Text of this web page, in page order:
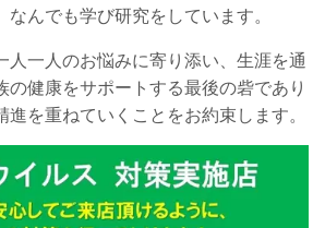
なんでも学び研究をしています。
人一人のお悩みに寄り添い、生涯を通
の健康をサポートする最後の砦であり
進を重ねていくことをお約束します。